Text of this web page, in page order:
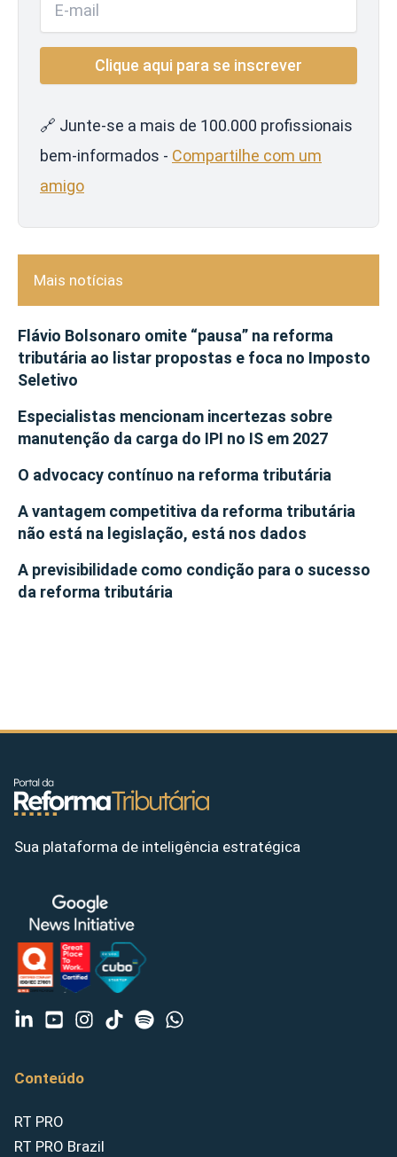
🔗 Junte-se a mais de 100.000 profissionais
bem-informados - Compartilhe com um
amigo
Mais notícias
Flávio Bolsonaro omite “pausa” na reforma
tributária ao listar propostas e foca no Imposto
Seletivo
Especialistas mencionam incertezas sobre
manutenção da carga do IPI no IS em 2027
O advocacy contínuo na reforma tributária
A vantagem competitiva da reforma tributária
não está na legislação, está nos dados
A previsibilidade como condição para o sucesso
da reforma tributária
Sua plataforma de inteligência estratégica
Conteúdo
RT PRO
RT PRO Brazil